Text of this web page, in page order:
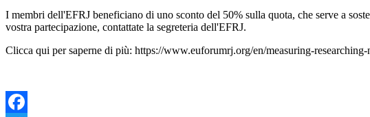
I membri dell'EFRJ beneficiano di uno sconto del 50% sulla quota, che serve a
vostra partecipazione, contattate la segreteria dell'EFRJ.
Clicca qui per saperne di più: https://www.euforumrj.org/en/measuring-